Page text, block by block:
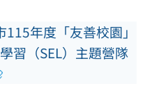
115年度「友善校園」
習（SEL）主題營隊